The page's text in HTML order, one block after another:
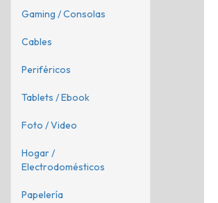
Gaming / Consolas
Cables
Periféricos
Tablets / Ebook
Foto / Video
Hogar /
Electrodomésticos
Papelería